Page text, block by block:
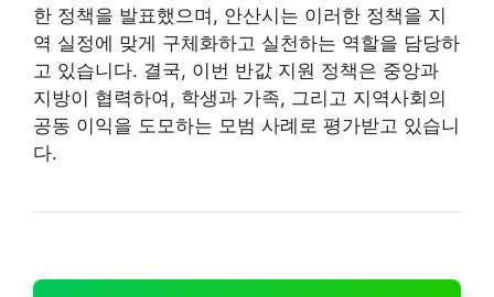
한 정책을 발표했으며, 안산시는 이러한 정책을 지
역 실정에 맞게 구체화하고 실천하는 역할을 담당하
고 있습니다. 결국, 이번 반값 지원 정책은 중앙과
지방이 협력하여, 학생과 가족, 그리고 지역사회의
공동 이익을 도모하는 모범 사례로 평가받고 있습니
다.